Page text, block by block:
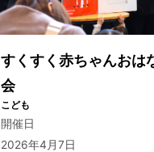
すくすく赤ちゃんおは
会
こども
開催日
2026年4月7日